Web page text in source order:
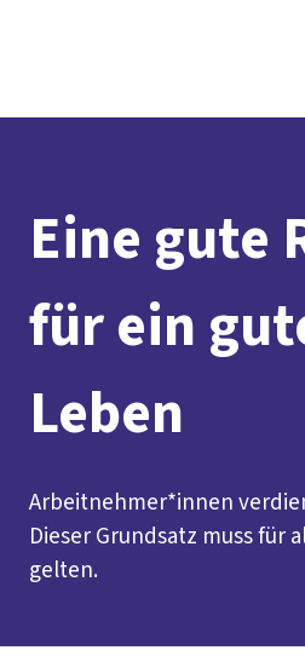
Eine gute
für ein
Leben
Arbeitnehmer*innen
Dieser Grundsatz muss für
gelten.